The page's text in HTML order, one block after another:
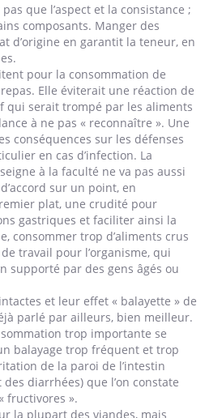
que l’aspect et la consistance ;
composants. Manger des
d’origine en garantit la teneur, en
pour la consommation de
Elle éviterait une réaction de
qui serait trompé par les aliments
à ne pas « reconnaître ». Une
conséquences sur les défenses
en cas d’infection. La
à la faculté ne va pas aussi
sur un point, en
plat, une crudité pour
gastriques et faciliter ainsi la
consommer trop d’aliments crus
travail pour l’organisme, qui
supporté par des gens âgés ou
et leur effet « balayette » de
parlé par ailleurs, bien meilleur.
trop importante se
balayage trop fréquent et trop
de la paroi de l’intestin
diarrhées) que l’on constate
fructivores ».
la plupart des viandes, mais